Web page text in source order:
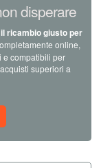
disperare
ricambio giusto per
online,
compatibili per
superiori a